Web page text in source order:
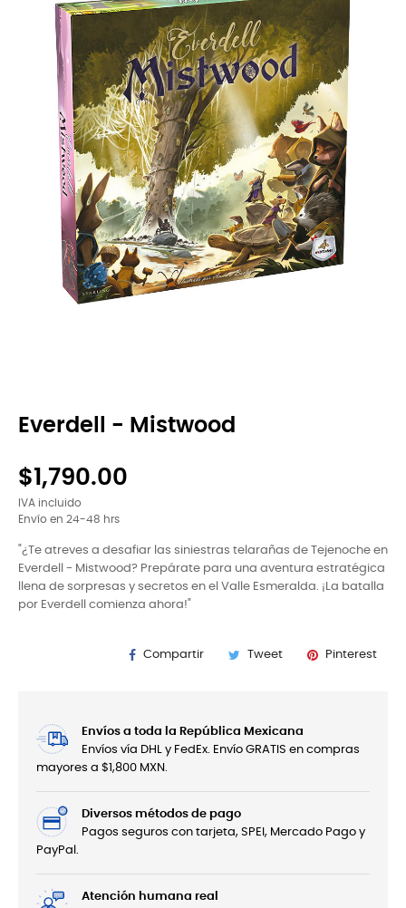
Everdell - Mistwood
$1,790.00
IVA incluido
Envío en 24-48 hrs
"¿Te atreves a desafiar las siniestras telarañas de Tejenoche en
Everdell - Mistwood? Prepárate para una aventura estratégica
llena de sorpresas y secretos en el Valle Esmeralda. ¡La batalla
por Everdell comienza ahora!"
Compartir Tweet Pinterest
Envíos a toda la República Mexicana
Envíos vía DHL y FedEx. Envío GRATIS en compras
mayores a $1,800 MXN.
Diversos métodos de pago
Pagos seguros con tarjeta, SPEI, Mercado Pago y
PayPal.
Atención humana real